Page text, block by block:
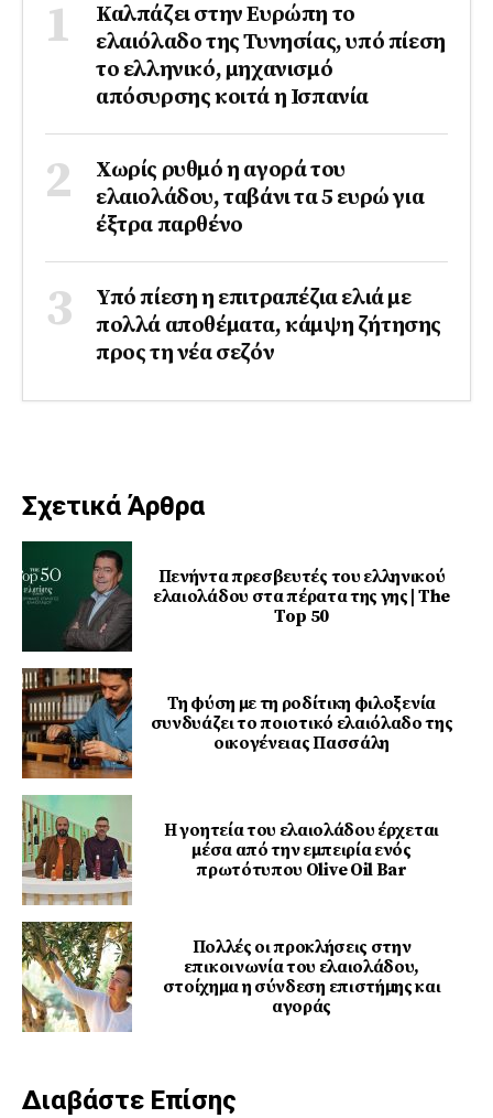
Καλπάζει στην Ευρώπη το
ελαιόλαδο της Τυνησίας, υπό πίεση
το ελληνικό, μηχανισμό
απόσυρσης κοιτά η Ισπανία
Χωρίς ρυθμό η αγορά του
ελαιολάδου, ταβάνι τα 5 ευρώ για
έξτρα παρθένο
Υπό πίεση η επιτραπέζια ελιά με
πολλά αποθέματα, κάμψη ζήτησης
προς τη νέα σεζόν
Σχετικά Άρθρα
Πενήντα πρεσβευτές του ελληνικού
ελαιολάδου στα πέρατα της γης | The
Top 50
Τη φύση με τη ροδίτικη φιλοξενία
συνδυάζει το ποιοτικό ελαιόλαδο της
οικογένειας Πασσάλη
Η γοητεία του ελαιολάδου έρχεται
μέσα από την εμπειρία ενός
πρωτότυπου Olive Oil Bar
Πολλές οι προκλήσεις στην
επικοινωνία του ελαιολάδου,
στοίχημα η σύνδεση επιστήμης και
αγοράς
Διαβάστε Επίσης